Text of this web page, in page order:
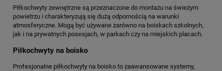
Piłkochwyty zewnętrzne są przeznaczone do montażu na świeżym
powietrzu i charakteryzują się dużą odpornością na warunki
atmosferyczne. Mogą być używane zarówno na boiskach szkolnych,
jak i na prywatnych posesjach, w parkach czy na miejskich placach.
Piłkochwyty na boisko
Profesjonalne piłkochwyty na boisko to zaawansowane systemy,